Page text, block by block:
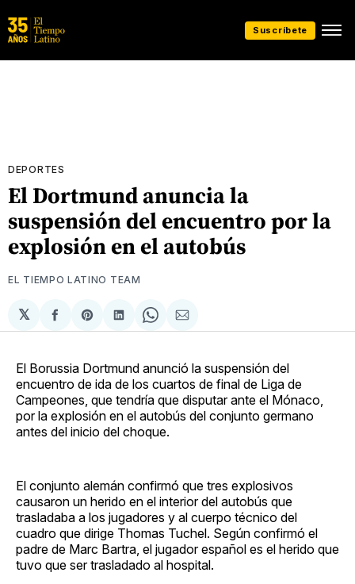
Suscríbete
DEPORTES
El Dortmund anuncia la
suspensión del encuentro por la
explosión en el autobús
EL TIEMPO LATINO TEAM
𝕏
Compartir
en
Share
on
Compartir
en
Share
on
Compartir
via
El Borussia Dortmund anunció la suspensión del
encuentro de ida de los cuartos de final de Liga de
Campeones, que tendría que disputar ante el Mónaco,
por la explosión en el autobús del conjunto germano
antes del inicio del choque.
El conjunto alemán confirmó que tres explosivos
causaron un herido en el interior del autobús que
trasladaba a los jugadores y al cuerpo técnico del
cuadro que dirige Thomas Tuchel. Según confirmó el
padre de Marc Bartra, el jugador español es el herido que
tuvo que ser trasladado al hospital.